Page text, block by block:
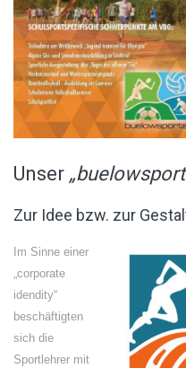
Unser
Zur Idee bzw. zur
Im Sinne einer
„corporate
idendity“
beschäftigten
sich die
Sportlehrer mit